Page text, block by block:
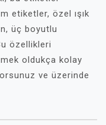
etiketler, özel ışık
üç boyutlu
özellikleri
oldukça kolay
ve üzerinde